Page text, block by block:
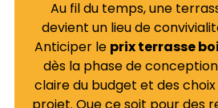
Au fil du temps, une
devient un lieu de
Anticiper le prix terrasse
dès la phase de
claire du budget et des